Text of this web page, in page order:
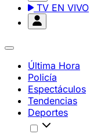
TV EN VIVO
Última Hora
Policía
Espectáculos
Tendencias
Deportes